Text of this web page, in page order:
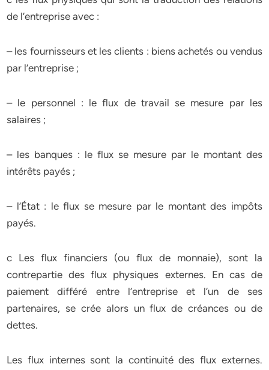
de l’entreprise avec :
– les fournisseurs et les clients : biens achetés ou vendus
par l’entreprise ;
– le personnel : le flux de travail se mesure par les
salaires ;
– les banques : le flux se mesure par le montant des
intérêts payés ;
– l’État : le flux se mesure par le montant des impôts
payés.
c Les flux financiers (ou flux de monnaie), sont la
contrepartie des flux physiques externes. En cas de
paiement différé entre l’entreprise et l’un de ses
partenaires, se crée alors un flux de créances ou de
dettes.
Les flux internes sont la continuité des flux externes.